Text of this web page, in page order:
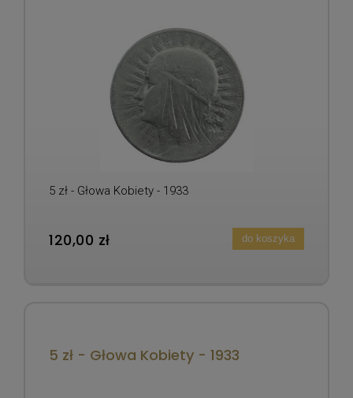
5 zł - Głowa Kobiety - 1933
120,00 zł do koszyka
5 zł - Głowa Kobiety - 1933